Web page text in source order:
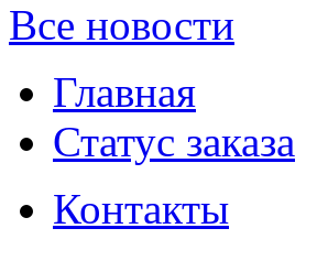
Все новости
Главная
Статус заказа
Контакты